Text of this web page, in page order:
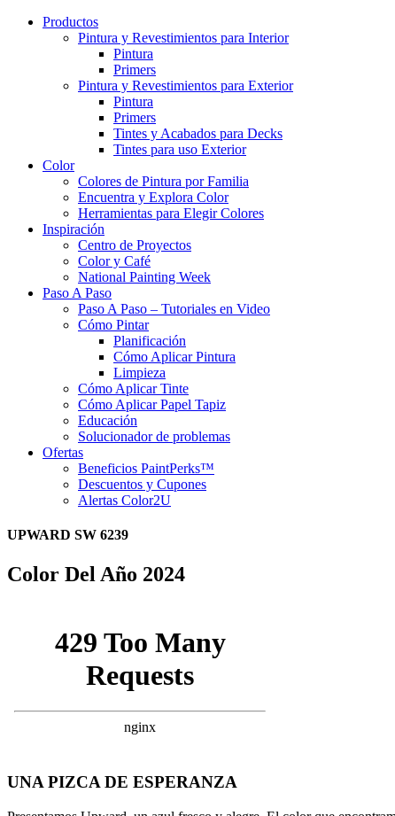
Productos
Pintura y Revestimientos para Interior
Pintura
Primers
Pintura y Revestimientos para Exterior
Pintura
Primers
Tintes y Acabados para Decks
Tintes para uso Exterior
Color
Colores de Pintura por Familia
Encuentra y Explora Color
Herramientas para Elegir Colores
Inspiración
Centro de Proyectos
Color y Café
National Painting Week
Paso A Paso
Paso A Paso – Tutoriales en Video
Cómo Pintar
Planificación
Cómo Aplicar Pintura
Limpieza
Cómo Aplicar Tinte
Cómo Aplicar Papel Tapiz
Educación
Solucionador de problemas
Ofertas
Beneficios PaintPerks™
Descuentos y Cupones
Alertas Color2U
UPWARD SW 6239
Color Del Año 2024
UNA PIZCA DE ESPERANZA